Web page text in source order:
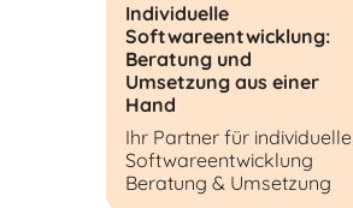
Individuelle
Softwareentwicklung:
Beratung und
Umsetzung aus einer
Hand
Ihr Partner für individuelle
Softwareentwicklung
Beratung & Umsetzung